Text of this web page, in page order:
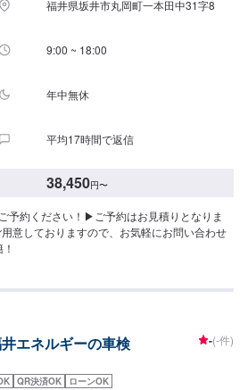
福井県坂井市丸岡町一本田中31字8
9:00 ~ 18:00
年中無休
平均17時間で返信
38,450円〜
予約ください！▶︎ご予約はお見積りとなりま
意しておりますので、お気軽にお問い合わせ
エネルギーの車検 -(-件)
QR決済OK ローンOK